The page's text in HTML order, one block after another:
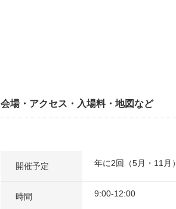
会場・アクセス・入場料・地図など
開催予定 年に2回（5月・11月）
時間 9:00-12:00